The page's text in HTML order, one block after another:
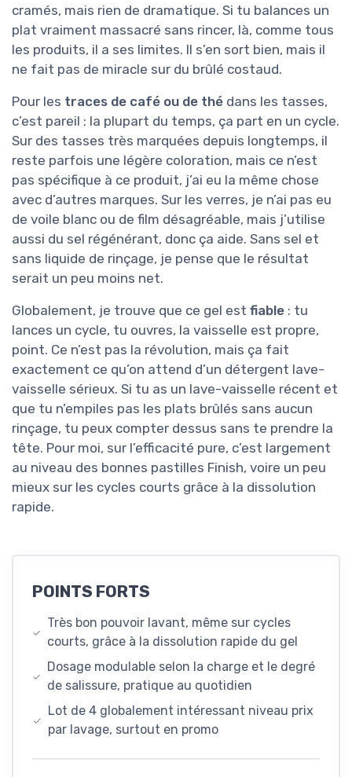
cramés, mais rien de dramatique. Si tu balances un
plat vraiment massacré sans rincer, là, comme tous
les produits, il a ses limites. Il s’en sort bien, mais il
ne fait pas de miracle sur du brûlé costaud.
Pour les traces de café ou de thé dans les tasses,
c’est pareil : la plupart du temps, ça part en un cycle.
Sur des tasses très marquées depuis longtemps, il
reste parfois une légère coloration, mais ce n’est
pas spécifique à ce produit, j’ai eu la même chose
avec d’autres marques. Sur les verres, je n’ai pas eu
de voile blanc ou de film désagréable, mais j’utilise
aussi du sel régénérant, donc ça aide. Sans sel et
sans liquide de rinçage, je pense que le résultat
serait un peu moins net.
Globalement, je trouve que ce gel est fiable : tu
lances un cycle, tu ouvres, la vaisselle est propre,
point. Ce n’est pas la révolution, mais ça fait
exactement ce qu’on attend d’un détergent lave-
vaisselle sérieux. Si tu as un lave-vaisselle récent et
que tu n’empiles pas les plats brûlés sans aucun
rinçage, tu peux compter dessus sans te prendre la
tête. Pour moi, sur l’efficacité pure, c’est largement
au niveau des bonnes pastilles Finish, voire un peu
mieux sur les cycles courts grâce à la dissolution
rapide.
POINTS FORTS
Très bon pouvoir lavant, même sur cycles
courts, grâce à la dissolution rapide du gel
Dosage modulable selon la charge et le degré
de salissure, pratique au quotidien
Lot de 4 globalement intéressant niveau prix
par lavage, surtout en promo